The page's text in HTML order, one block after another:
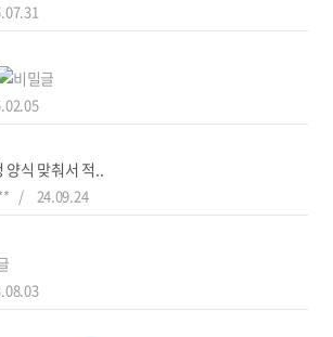
양식 맞춰서 적..
24.09.24